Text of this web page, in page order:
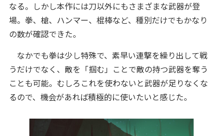
なる。しかし本作には刀以外にもさまざまな武器が登
場。拳、槍、ハンマー、棍棒など、種別だけでもかなり
の数が確認できた。
なかでも拳は少し特殊で、素早い連撃を繰り出して戦
うだけでなく、敵を「掴む」ことで敵の持つ武器を奪う
ことも可能。むしろこれを使わないと武器が足りなくな
るので、機会があれば積極的に使いたいと感じた。